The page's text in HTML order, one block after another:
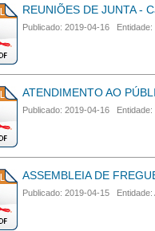
REUNIÕES DE JUNTA -
Publicado: 2019-04-16
ATENDIMENTO AO
Publicado: 2019-04-16
ASSEMBLEIA DE
Publicado: 2019-04-15 Entidade: